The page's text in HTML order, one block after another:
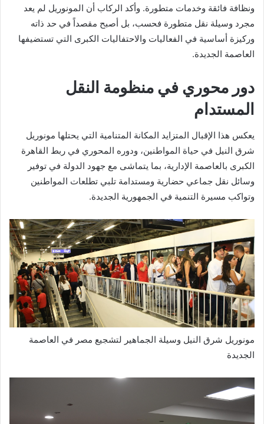
ونظافة فائقة وخدمات متطورة. وأكد الركاب أن المونوريل لم يعد
مجرد وسيلة نقل متطورة فحسب، بل أصبح مقصداً في حد ذاته
وركيزة أساسية في الفعاليات والاحتفاليات الكبرى التي تستضيفها
العاصمة الجديدة.
​دور محوري في منظومة النقل
المستدام
​يعكس هذا الإقبال المتزايد المكانة المتنامية التي يحتلها مونوريل
شرق النيل في حياة المواطنين، ودوره المحوري في ربط القاهرة
الكبرى بالعاصمة الإدارية، بما يتماشى مع جهود الدولة في توفير
وسائل نقل جماعي حضارية ومستدامة تلبي تطلعات المواطنين
وتواكب مسيرة التنمية في الجمهورية الجديدة.
مونوريل شرق النيل وسيلة الجماهير لتشجيع مصر في العاصمة
الجديدة